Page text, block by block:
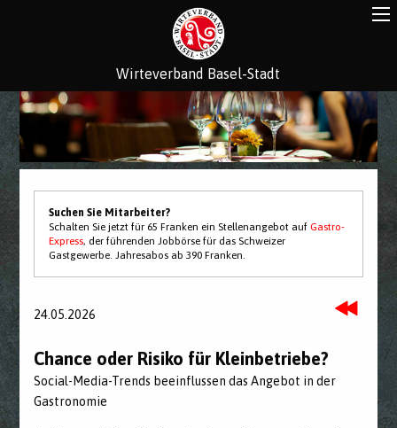
Wirteverband Basel-Stadt
Suchen Sie Mitarbeiter?
Schalten Sie jetzt für 65 Franken ein Stellenangebot aufGastro-
Express, der führenden Jobbörse für das Schweizer
Gastgewerbe. Jahresabos ab 390 Franken.
24.05.2026
Chance oder Risiko für Kleinbetriebe?
Social-Media-Trends beeinflussen das Angebot in der
Gastronomie